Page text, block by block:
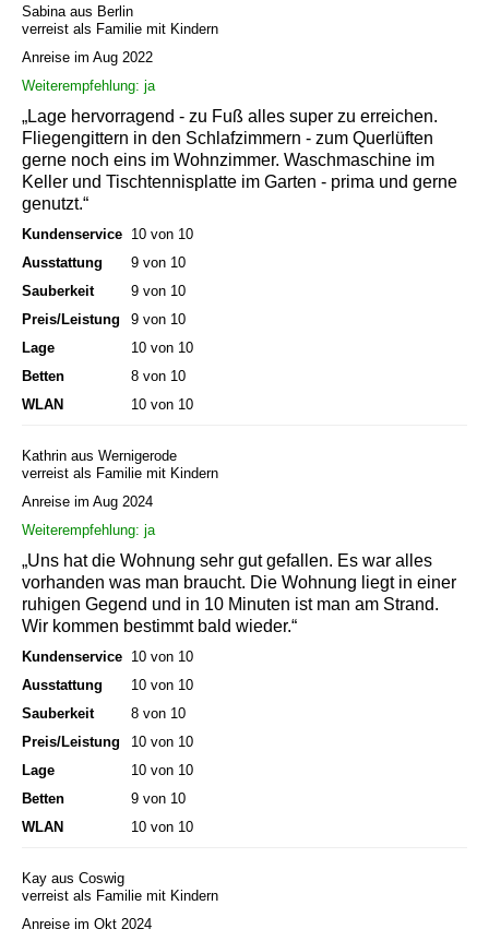
Sabina aus Berlin
verreist als Familie mit Kindern
Anreise im Aug 2022
Weiterempfehlung: ja
„Lage hervorragend - zu Fuß alles super zu erreichen.
Fliegengittern in den Schlafzimmern - zum Querlüften
gerne noch eins im Wohnzimmer. Waschmaschine im
Keller und Tischtennisplatte im Garten - prima und gerne
genutzt.“
Kundenservice 10 von 10
Ausstattung
9 von 10
Sauberkeit
9 von 10
Preis/Leistung
9 von 10
Lage
10 von 10
Betten
8 von 10
WLAN
10 von 10
Kathrin aus Wernigerode
verreist als Familie mit Kindern
Anreise im Aug 2024
Weiterempfehlung: ja
„Uns hat die Wohnung sehr gut gefallen. Es war alles
vorhanden was man braucht. Die Wohnung liegt in einer
ruhigen Gegend und in 10 Minuten ist man am Strand.
Wir kommen bestimmt bald wieder.“
Kundenservice 10 von 10
Ausstattung
10 von 10
Sauberkeit
8 von 10
Preis/Leistung
10 von 10
Lage
10 von 10
Betten
9 von 10
WLAN
10 von 10
Kay aus Coswig
verreist als Familie mit Kindern
Anreise im Okt 2024